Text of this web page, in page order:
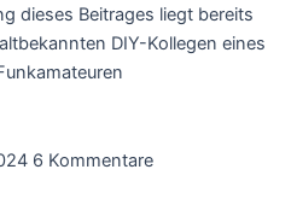
dieses Beitrages liegt bereits
DIY-Kollegen eines
6 Kommentare